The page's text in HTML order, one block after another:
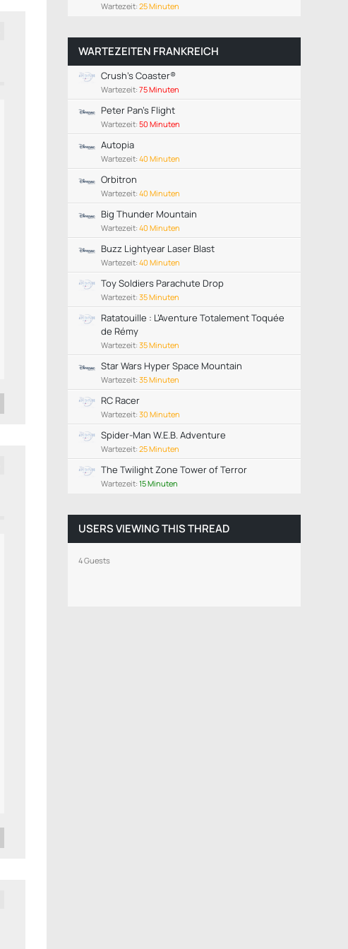
Wartezeit: 25 Minuten
WARTEZEITEN FRANKREICH
Crush's Coaster®
Wartezeit: 75 Minuten
Peter Pan's Flight
Wartezeit: 50 Minuten
Autopia
Wartezeit: 40 Minuten
Orbitron
Wartezeit: 40 Minuten
Big Thunder Mountain
Wartezeit: 40 Minuten
Buzz Lightyear Laser Blast
Wartezeit: 40 Minuten
Toy Soldiers Parachute Drop
Wartezeit: 35 Minuten
Ratatouille : L’Aventure Totalement Toquée
de Rémy
Wartezeit: 35 Minuten
Star Wars Hyper Space Mountain
Wartezeit: 35 Minuten
RC Racer
Wartezeit: 30 Minuten
Spider-Man W.E.B. Adventure
Wartezeit: 25 Minuten
The Twilight Zone Tower of Terror
Wartezeit: 15 Minuten
USERS VIEWING THIS THREAD
4 Guests